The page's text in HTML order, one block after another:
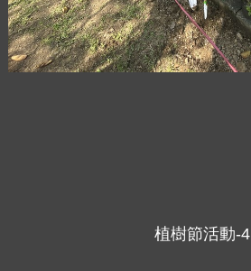
植樹節活動-4